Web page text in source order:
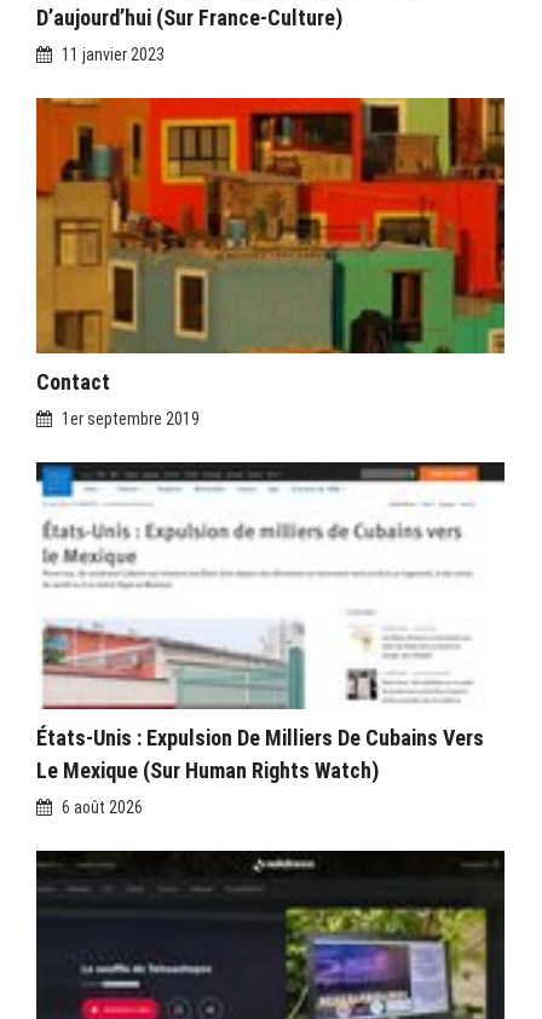
D’aujourd’hui (sur France-Culture)
11 janvier 2023
Contact
1er septembre 2019
États-Unis : Expulsion De Milliers De Cubains Vers
Le Mexique (sur Human Rights Watch)
6 août 2026